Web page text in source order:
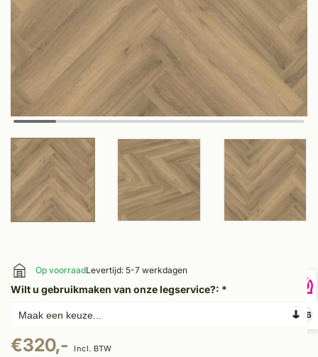
9,6
Op voorraadLevertijd: 5-7 werkdagen
Wilt u gebruikmaken van onze legservice?: *
€320,- Incl. BTW